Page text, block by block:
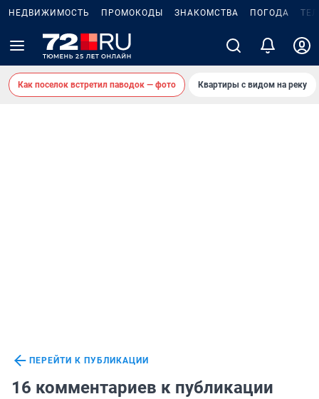
НЕДВИЖИМОСТЬ ПРОМОКОДЫ ЗНАКОМСТВА ПОГОДА
Как поселок встретил паводок — фото Квартиры с видом на реку
ПЕРЕЙТИ К ПУБЛИКАЦИИ
16 комментариев к публикации